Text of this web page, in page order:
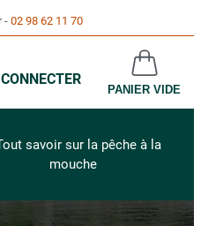
02 98 62 11 70
PANIER VIDE
savoir sur la pêche à la
mouche